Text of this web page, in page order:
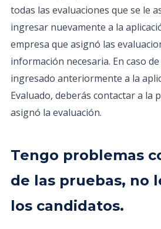
todas las evaluaciones que se le
ingresar nuevamente a la
empresa que asignó las
información necesaria. En caso
ingresado anteriormente a la
Evaluado, deberás contactar a la
asignó la evaluación.
Tengo problemas
de las pruebas, no
los candidatos.